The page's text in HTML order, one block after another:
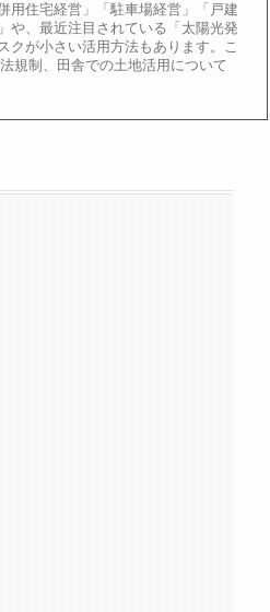
用住宅経営」「駐車場経営」「戸建
や、最近注目されている「太陽光発
クが小さい活用方法もあります。こ
規制、田舎での土地活用について